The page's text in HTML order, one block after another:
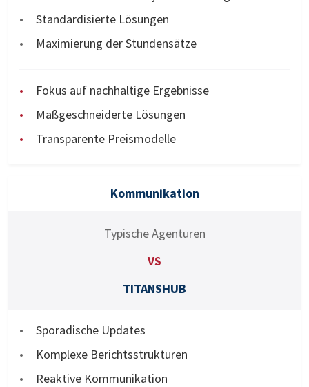
Standardisierte Lösungen
Maximierung der Stundensätze
Fokus auf nachhaltige Ergebnisse
Maßgeschneiderte Lösungen
Transparente Preismodelle
Kommunikation
Typische Agenturen
VS
TITANSHUB
Sporadische Updates
Komplexe Berichtsstrukturen
Reaktive Kommunikation